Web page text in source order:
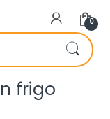
0
frigo